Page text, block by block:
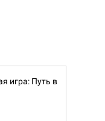
игра: Путь в